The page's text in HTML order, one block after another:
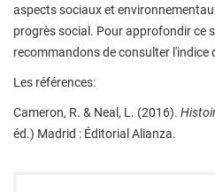
aspects sociaux et
progrès social. Pour approfondir ce
recommandons de consulter l'indice
Les références:
Cameron, R. & Neal, L. (2016).
éd.) Madrid : Éditorial Alianza.